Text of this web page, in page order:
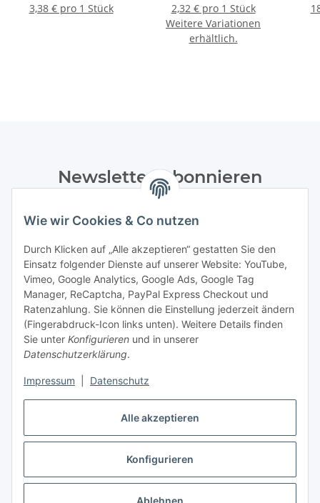
Alle akzeptieren
Konfigurieren
Wie wir Cookies & Co nutzen
Durch Klicken auf „Alle akzeptieren“ gestatten Sie den
Einsatz folgender Dienste auf unserer Website: YouTube,
Vimeo, Google Analytics, Google Ads, Google Tag
Manager, ReCaptcha, PayPal Express Checkout und
Ratenzahlung. Sie können die Einstellung jederzeit ändern
(Fingerabdruck-Icon links unten). Weitere Details finden
Sie unter Konfigurieren und in unserer
Datenschutzerklärung.
Impressum Datenschutz
3,38 € pro 1 Stück
2,32 € pro 1 Stück
Weitere Variationen
erhältlich.
Newsletter Abonnieren
Datenschutzerklärungregelmäßig und jederzeit widerruflich
Abonnieren
Informationen
Gesetzliche Informationen
Vertrag widerrufen